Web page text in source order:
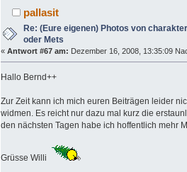
pallasit
Re: (Eure eigenen) Photos von
oder Mets
« Antwort #67 am: Dezember 16, 2008, 13:35:09
Hallo Bernd++
Zur Zeit kann ich mich euren Beiträgen leider
widmen. Es reicht nur dazu mal kurz die
den nächsten Tagen habe ich hoffentlich mehr
Grüsse Willi